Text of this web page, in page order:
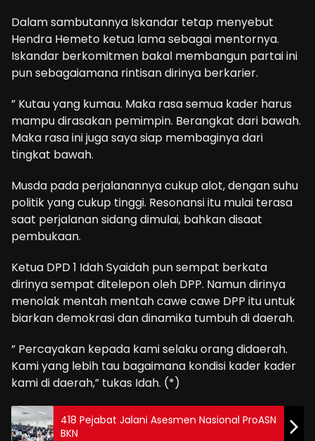
Dalam sambutannya Iskandar tetap menyebut
Hendra Hemeto ketua lama sebagai mentornya.
Iskandar berkomitmen bakal membangun partai ini
pun sebagaiamana rintisan dirinya berkarier.
” Kutau yang kumau. Maka rasa semua kader harus
mampu dirasakan pemimpin. Berangkat dari bawah.
Maka rasa ini juga saya siap membaginya dari
tingkat bawah.
Musda pada perjalanannya cukup alot, dengan suhu
politik yang cukup tinggi. Resonansi itu mulai terasa
saat perjalanan sidang dimulai, bahkan disaat
pembukaan.
Ketua DPD 1 Idah Syaidah pun sempat berkata
dirinya sempat ditelepon oleh DPP. Namun dirinya
menolak mentah mentah cawe cawe DPP itu untuk
biarkan demokrasi dan dinamika tumbuh di daerah.
” Percayakan kepada kami selaku orang didaerah.
Kami yang lebih tau bagaimana kondisi kader kader
kami di daerah,” tukas Idah. (*)
418 Pejabat Jalani Asesmen Nasional ProASN
BKN